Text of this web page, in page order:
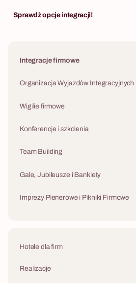
psychologię i wspólną zabawę.
Sprawdź opcje integracji!
Integracje firmowe
Organizacja Wyjazdów Integracyjnych
Wigilie firmowe
Konferencje i szkolenia
Team Building
Gale, Jubileusze i Bankiety
Imprezy Plenerowe i Pikniki Firmowe
Hotele dla firm
Realizacje